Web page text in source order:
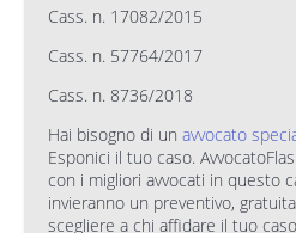
Cass. n. 17082/2015
Cass. n. 57764/2017
Cass. n. 8736/2018
Hai bisogno di un avvocato
Esponici il tuo caso.
con i migliori avvocati in questo
invieranno un preventivo,
scegliere a chi affidare il tuo